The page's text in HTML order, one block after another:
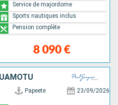
8 090 €
Service de majordome
Sports nautiques inclus
Pension complète
Papeete 23/09/2026